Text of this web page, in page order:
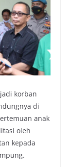
korban
di
anak
oleh
kepada